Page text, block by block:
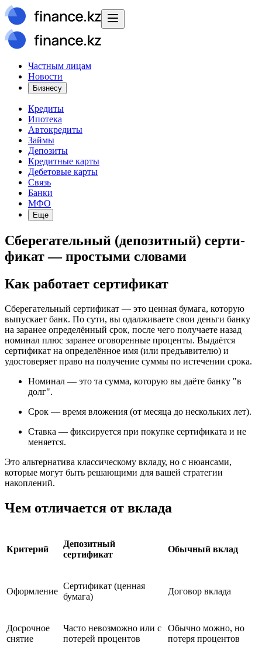
Частным лицам
Новости
Бизнесу
Кредиты
Ипотека
Автокредиты
Займы
Депозиты
Кредитные карты
Дебетовые карты
Связь
Банки
МФО
Еще
Сберегательный (депозитный) серти­
фикат — простыми словами
Как работает сертификат
Сберегательный сертификат — это ценная бумага, которую
выпускает банк. По сути, вы одалживаете свои деньги банку
на заранее определённый срок, после чего получаете назад
номинал плюс заранее оговоренные проценты. Выдаётся
сертификат на определённое имя (или предъявителю) и
удостоверяет право на получение суммы по истечении срока.
Номинал — это та сумма, которую вы даёте банку "в
долг".
Срок — время вложения (от месяца до нескольких лет).
Ставка — фиксируется при покупке сертификата и не
меняется.
Это альтернатива классическому вкладу, но с нюансами,
которые могут быть решающими для вашей стратегии
накоплений.
Чем отличается от вклада
Критерий
Депозитный
сертификат
Обычный вклад
Оформление
Сертификат (ценная
бумага)
Договор вклада
Досрочное
снятие
Часто невозможно или с
потерей процентов
Обычно можно, но
потеря процентов